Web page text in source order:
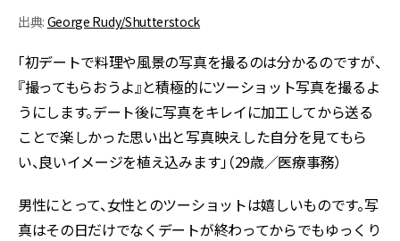
出典: George Rudy/Shutterstock
「初デートで料理や風景の写真を撮るのは分かるのですが、
『撮ってもらおうよ』と積極的にツーショット写真を撮るよ
うにします。デート後に写真をキレイに加工してから送る
ことで楽しかった思い出と写真映えした自分を見てもら
い、良いイメージを植え込みます」（29歳／医療事務）
男性にとって、女性とのツーショットは嬉しいものです。写
真はその日だけでなくデートが終わってからでもゆっくり